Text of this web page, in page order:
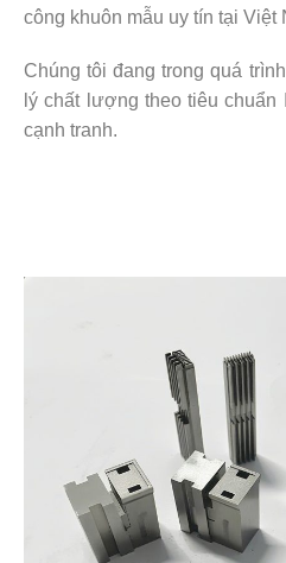
công khuôn mẫu uy tín tại Việt
Chúng tôi đang trong quá
lý chất lượng theo tiêu
cạnh tranh.